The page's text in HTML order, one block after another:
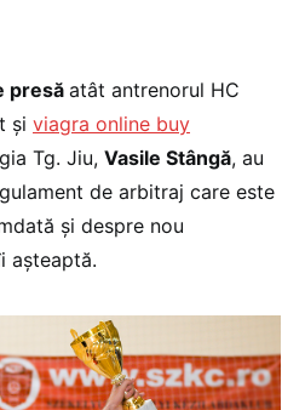
presă atât antrenorul HC
şi viagra online buy
Tg. Jiu, Vasile Stângă, au
de arbitraj care este
şi despre nou
aşteaptă.